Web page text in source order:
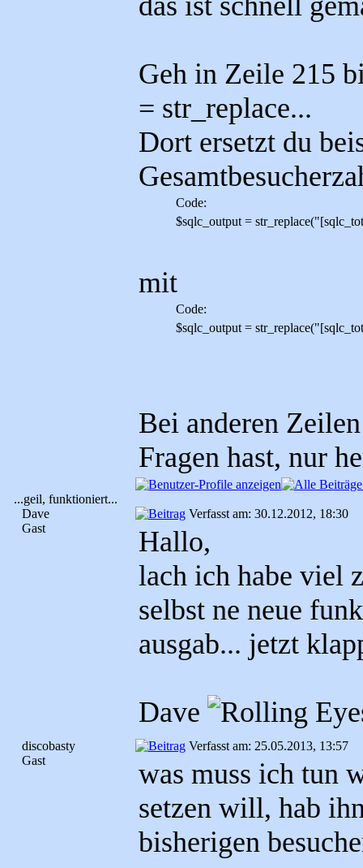
Geh in Zeile 215
= str_replace...
Dort ersetzt du
Code:
$sqlc_output =
mit
Code:
$sqlc_output =
Bei anderen
Fragen hast, nur
...geil, funktioniert...
Dave
Gast
Verfasst am: 30.12.2012, 18:30
Hallo,
lach ich habe viel
selbst ne neue
ausgab... jetzt
Dave
discobasty
Gast
Verfasst am: 25.05.2013, 13:57
was muss ich tun
setzen will, hab
bisherigen